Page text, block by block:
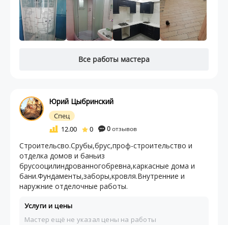
Все работы мастера
Юрий Цыбринский
Спец
12.00
0 0отзывов
Строительсво.Срубы,брус,проф-строительство и
отделка домов и баньиз
брусооцилиндрованногобревна,каркасные дома и
бани.Фундаменты,заборы,кровля.Внутренние и
наружние отделочные работы.
Услуги и цены
Мастер ещё не указал цены на работы